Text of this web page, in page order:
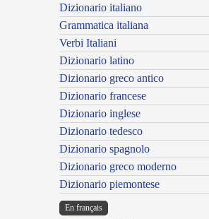
Dizionario italiano
Grammatica italiana
Verbi Italiani
Dizionario latino
Dizionario greco antico
Dizionario francese
Dizionario inglese
Dizionario tedesco
Dizionario spagnolo
Dizionario greco moderno
Dizionario piemontese
En français